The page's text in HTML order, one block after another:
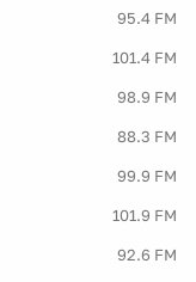
95.4 FM
101.4 FM
98.9 FM
88.3 FM
99.9 FM
101.9 FM
92.6 FM